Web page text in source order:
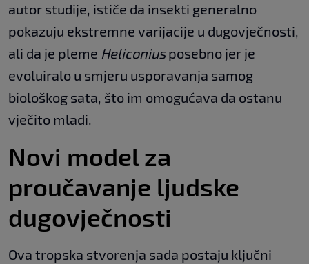
autor studije, ističe da insekti generalno
pokazuju ekstremne varijacije u dugovječnosti,
ali da je pleme Heliconiusposebno jer je
evoluiralo u smjeru usporavanja samog
biološkog sata, što im omogućava da ostanu
vječito mladi.
Novi model za
proučavanje ljudske
dugovječnosti
Ova tropska stvorenja sada postaju ključni